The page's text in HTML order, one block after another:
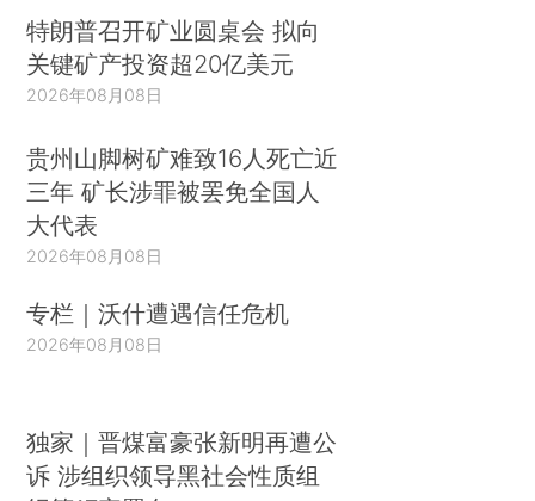
特朗普召开矿业圆桌会 拟向
关键矿产投资超20亿美元
2026年08月08日
贵州山脚树矿难致16人死亡近
三年 矿长涉罪被罢免全国人
大代表
2026年08月08日
专栏｜沃什遭遇信任危机
2026年08月08日
独家｜晋煤富豪张新明再遭公
诉 涉组织领导黑社会性质组